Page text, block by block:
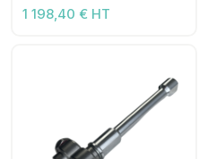
1 198,40 € HT